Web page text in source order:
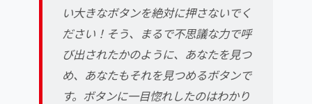
い大きなボタンを絶対に押さないでく
ださい！そう、まるで不思議な力で呼
び出されたかのように、あなたを見つ
め、あなたもそれを見つめるボタンで
す。ボタンに一目惚れしたのはわかり